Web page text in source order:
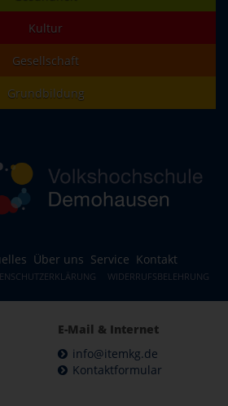
Kultur
Gesellschaft
Grundbildung
Über uns Service Kontakt
WIDERRUFSBELEHRUNG
E-Mail & Internet
info@itemkg.de
Kontaktformular